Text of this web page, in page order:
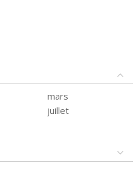
mars
juillet